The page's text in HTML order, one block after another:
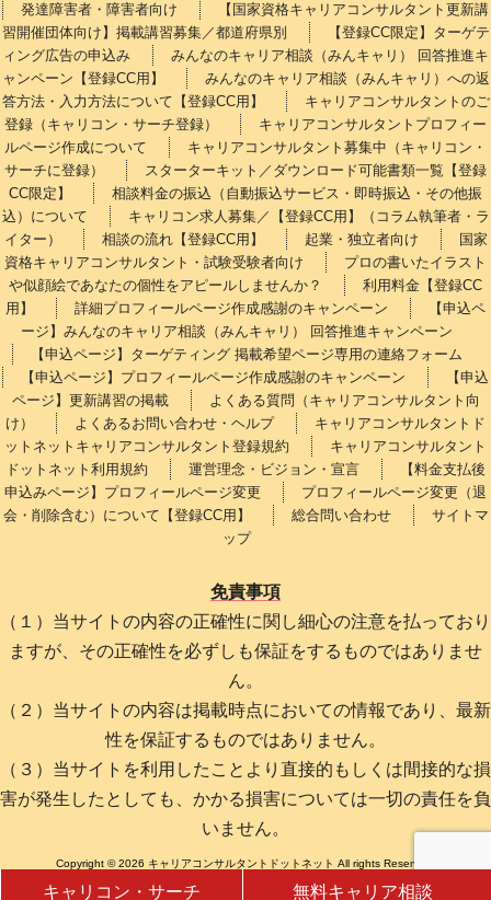
キャリコン・サーチ 無料キャリア相談
発達障害者・障害者向け
【国家資格キャリアコンサルタント更新講
習開催団体向け】掲載講習募集／都道府県別
【登録CC限定】ターゲテ
ィング広告の申込み
みんなのキャリア相談（みんキャリ） 回答推進キ
ャンペーン【登録CC用】
みんなのキャリア相談（みんキャリ）への返
答方法・入力方法について【登録CC用】
キャリアコンサルタントのご
登録（キャリコン・サーチ登録）
キャリアコンサルタントプロフィー
ルページ作成について
キャリアコンサルタント募集中（キャリコン・
サーチに登録）
スターターキット／ダウンロード可能書類一覧【登録
CC限定】
相談料金の振込（自動振込サービス・即時振込・その他振
込）について
キャリコン求人募集／【登録CC用】（コラム執筆者・ラ
イター）
相談の流れ【登録CC用】 起業・独立者向け
国家
資格キャリアコンサルタント・試験受験者向け
プロの書いたイラスト
や似顔絵であなたの個性をアピールしませんか？
利用料金【登録CC
用】
詳細プロフィールページ作成感謝のキャンペーン
【申込ペ
ージ】みんなのキャリア相談（みんキャリ） 回答推進キャンペーン
【申込ページ】ターゲティング 掲載希望ページ専用の連絡フォーム
【申込ページ】プロフィールページ作成感謝のキャンペーン
【申込
ページ】更新講習の掲載
よくある質問（キャリアコンサルタント向
け）
よくあるお問い合わせ・ヘルプ
キャリアコンサルタントド
ットネットキャリアコンサルタント登録規約
キャリアコンサルタント
ドットネット利用規約
運営理念・ビジョン・宣言
【料金支払後
申込みページ】プロフィールページ変更
プロフィールページ変更（退
会・削除含む）について【登録CC用】
総合問い合わせ
サイトマ
ップ
免責事項
（１）当サイトの内容の正確性に関し細心の注意を払っており
ますが、その正確性を必ずしも保証をするものではありませ
ん。
（２）当サイトの内容は掲載時点においての情報であり、最新
性を保証するものではありません。
（３）当サイトを利用したことより直接的もしくは間接的な損
害が発生したとしても、かかる損害については一切の責任を負
いません。
Copyright © 2026 キャリアコンサルタントドットネット All rights Reserved.